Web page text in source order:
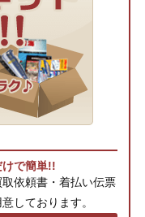
けで簡単!!
依頼書・着払い伝票
しております。